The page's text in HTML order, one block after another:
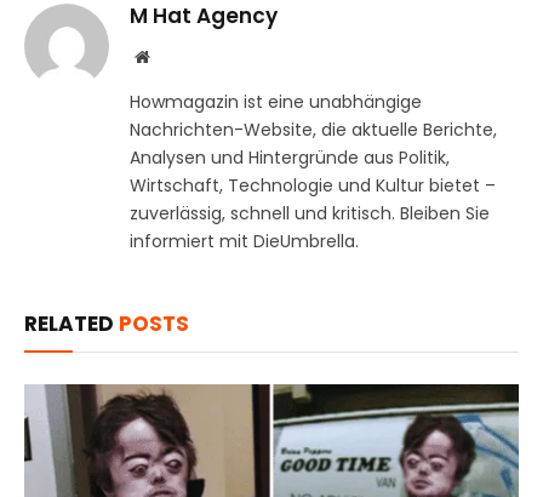
M Hat Agency
Website
Howmagazin ist eine unabhängige
Nachrichten-Website, die aktuelle Berichte,
Analysen und Hintergründe aus Politik,
Wirtschaft, Technologie und Kultur bietet –
zuverlässig, schnell und kritisch. Bleiben Sie
informiert mit DieUmbrella.
RELATED POSTS